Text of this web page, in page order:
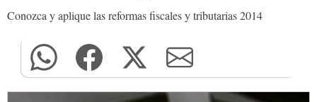
Conozca y aplique las reformas fiscales y tributarias 2014